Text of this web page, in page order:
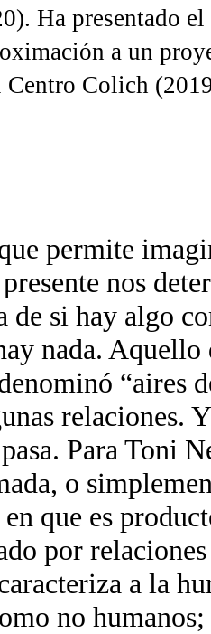
Ha presentado
a un
Centro Colich
permite
nos
si hay algo
nada. Aquello
“aires
relaciones.
Para Toni
o
que es
por
a la
no humanos;